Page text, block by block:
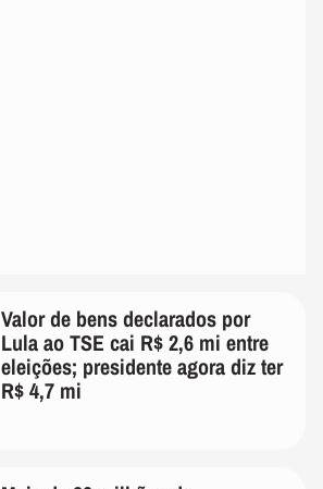
Valor de bens declarados por
Lula ao TSE cai R$ 2,6 mi entre
eleições; presidente agora diz ter
R$ 4,7 mi